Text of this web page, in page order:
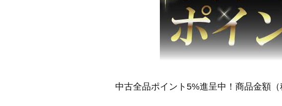
中古全品ポイント5%進呈中！商品金額